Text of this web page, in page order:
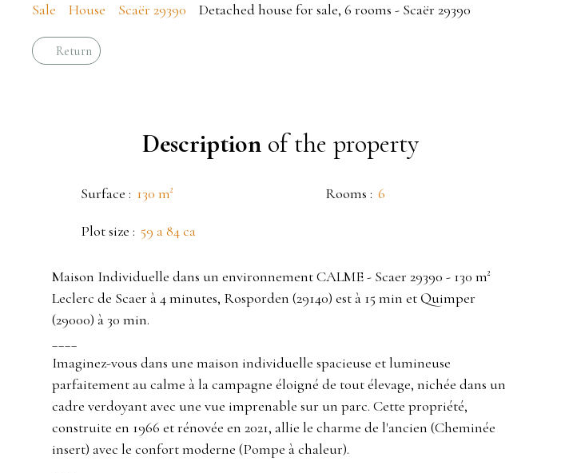
Sale House Scaër 29390 Detached house for sale, 6 rooms - Scaër 29390
Return
Description of the property
Surface : 130 m² Rooms : 6
Plot size : 59 a 84 ca
Maison Individuelle dans un environnement CALME - Scaer 29390 - 130 m²
Leclerc de Scaer à 4 minutes, Rosporden (29140) est à 15 min et Quimper
(29000) à 30 min.
Imaginez-vous dans une maison individuelle spacieuse et lumineuse
parfaitement au calme à la campagne éloigné de tout élevage, nichée dans un
cadre verdoyant avec une vue imprenable sur un parc. Cette propriété,
construite en 1966 et rénovée en 2021, allie le charme de l'ancien (Cheminée
insert) avec le confort moderne (Pompe à chaleur).